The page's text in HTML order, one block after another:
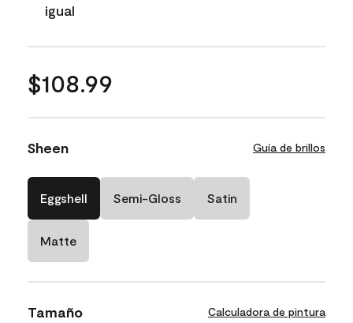
igual
$108.99
Sheen Guía de brillos
Eggshell Semi-Gloss Satin
Matte
Tamaño Calculadora de pintura